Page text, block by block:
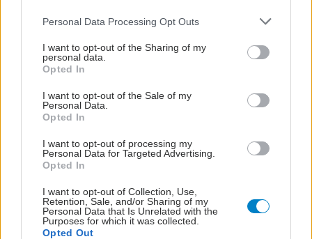
Please note that this website/app uses one or more Google
not limited to your visit or usage behaviour. You may click to
grant or deny consent to Google and its third-party tags to
use your data for below specified purposes in below Google
consent section.
Personal Data Processing Opt Outs
I want to opt-out of the Sharing of my
personal data.
Opted In
I want to opt-out of the Sale of my
Personal Data.
Opted In
I want to opt-out of processing my
Personal Data for Targeted Advertising.
Opted In
I want to opt-out of Collection, Use,
Retention, Sale, and/or Sharing of my
Personal Data that Is Unrelated with the
Purposes for which it was collected.
Opted Out
κύστης
Πότε είναι φυσιολογικός
και πότε χρειάζεται
ΔΕΙΤΕ ΕΠΙΣΗΣ